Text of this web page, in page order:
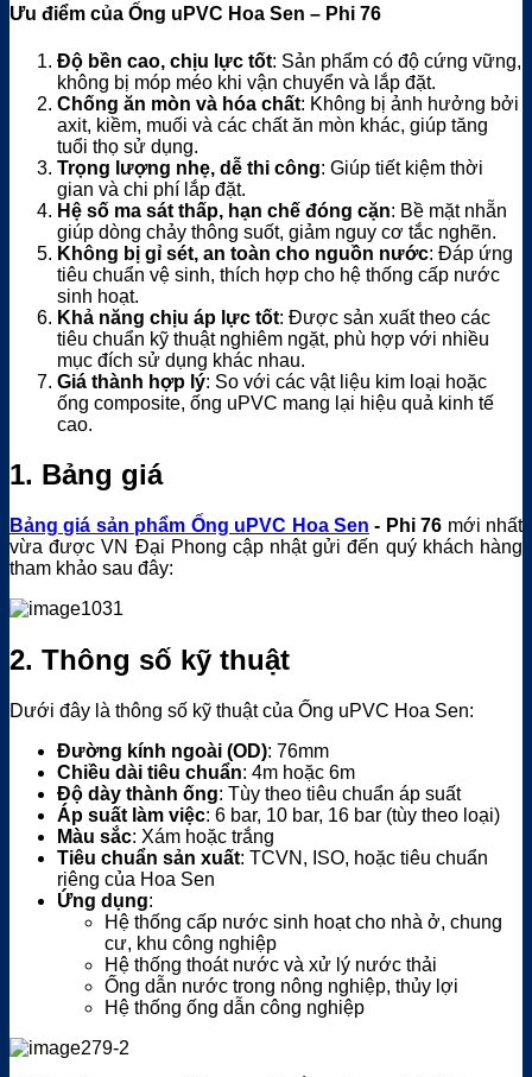
Ưu điểm của Ống uPVC Hoa Sen – Phi 76
Độ bền cao, chịu lực tốt: Sản phẩm có độ cứng vững,
không bị móp méo khi vận chuyển và lắp đặt.
Chống ăn mòn và hóa chất: Không bị ảnh hưởng bởi
axit, kiềm, muối và các chất ăn mòn khác, giúp tăng
tuổi thọ sử dụng.
Trọng lượng nhẹ, dễ thi công: Giúp tiết kiệm thời
gian và chi phí lắp đặt.
Hệ số ma sát thấp, hạn chế đóng cặn: Bề mặt nhẵn
giúp dòng chảy thông suốt, giảm nguy cơ tắc nghẽn.
Không bị gỉ sét, an toàn cho nguồn nước: Đáp ứng
tiêu chuẩn vệ sinh, thích hợp cho hệ thống cấp nước
sinh hoạt.
Khả năng chịu áp lực tốt: Được sản xuất theo các
tiêu chuẩn kỹ thuật nghiêm ngặt, phù hợp với nhiều
mục đích sử dụng khác nhau.
Giá thành hợp lý: So với các vật liệu kim loại hoặc
ống composite, ống uPVC mang lại hiệu quả kinh tế
cao.
1. Bảng giá
Bảng giá sản phẩm Ống uPVC Hoa Sen - Phi 76 mới nhất
vừa được VN Đại Phong cập nhật gửi đến quý khách hàng
tham khảo sau đây:
2. Thông số kỹ thuật
Dưới đây là thông số kỹ thuật của Ống uPVC Hoa Sen:
Đường kính ngoài (OD): 76mm
Chiều dài tiêu chuẩn: 4m hoặc 6m
Độ dày thành ống: Tùy theo tiêu chuẩn áp suất
Áp suất làm việc: 6 bar, 10 bar, 16 bar (tùy theo loại)
Màu sắc: Xám hoặc trắng
Tiêu chuẩn sản xuất: TCVN, ISO, hoặc tiêu chuẩn
riêng của Hoa Sen
Ứng dụng:
Hệ thống cấp nước sinh hoạt cho nhà ở, chung
cư, khu công nghiệp
Hệ thống thoát nước và xử lý nước thải
Ống dẫn nước trong nông nghiệp, thủy lợi
Hệ thống ống dẫn công nghiệp